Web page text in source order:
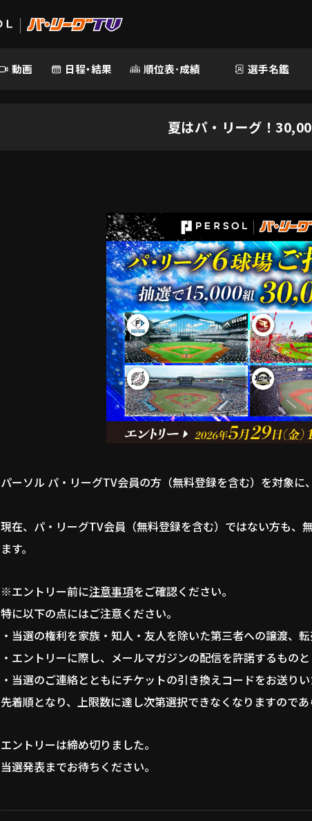
動画 日程・結果 順位表･成績 選手名鑑
夏はパ・リーグ！
パーソル パ・リーグTV会員の方（無料登録を含む）を対象に
現在、パ・リーグTV会員（無料登録を含む）ではない方も、
ます。
※エントリー前に注意事項をご確認ください。
特に以下の点にはご注意ください。
・当選の権利を家族・知人・友人を除いた第三者への譲渡、転
・エントリーに際し、メールマガジンの配信を許諾するものと
・当選のご連絡とともにチケットの引き換えコードをお送り
先着順となり、上限数に達し次第選択できなくなりますのであ
エントリーは締め切りました。
当選発表までお待ちください。